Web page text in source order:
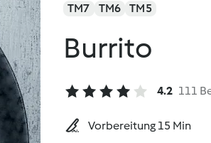
TM7 TM6 TM5
Burrito
4.2 111
Vorbereitung 15 Min